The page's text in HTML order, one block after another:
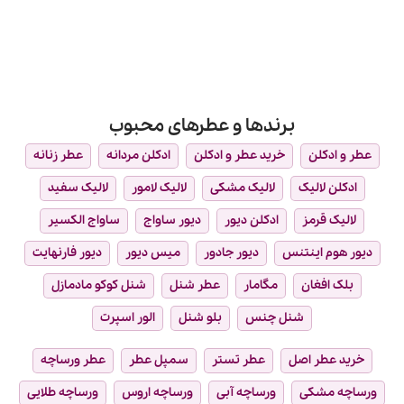
برندها و عطرهای محبوب
عطر و ادکلن خرید عطر و ادکلن ادکلن مردانه
عطر زنانه
ادکلن لالیک
لالیک مشکی لالیک لامور
لالیک سفید
لالیک قرمز
ادکلن دیور دیور ساواج
ساواج الکسیر
دیور هوم اینتنس
دیور جادور میس دیور
دیور فارنهایت
بلک افغان
مگامار عطر شنل
شنل کوکو مادمازل
شنل چنس
بلو شنل الور اسپرت
خرید عطر اصل عطر تستر سمپل عطر
عطر ورساچه
مشکی
ورساچه آبی ورساچه اروس
ورساچه طلایی